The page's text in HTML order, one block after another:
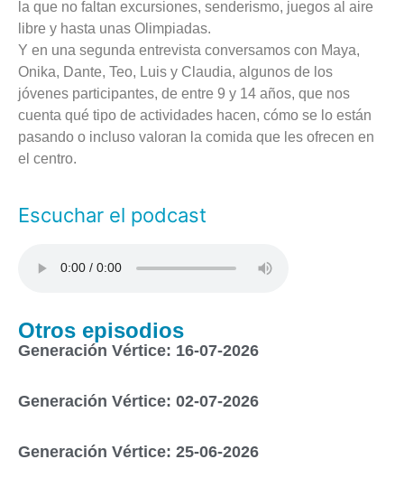
la que no faltan excursiones, senderismo, juegos al aire
libre y hasta unas Olimpiadas.
Y en una segunda entrevista conversamos con Maya,
Onika, Dante, Teo, Luis y Claudia, algunos de los
jóvenes participantes, de entre 9 y 14 años, que nos
cuenta qué tipo de actividades hacen, cómo se lo están
pasando o incluso valoran la comida que les ofrecen en
el centro.
Escuchar el podcast
Otros episodios
Generación Vértice: 16-07-2026
Generación Vértice: 02-07-2026
Generación Vértice: 25-06-2026